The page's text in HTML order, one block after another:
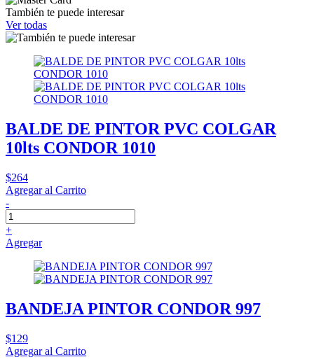
También te puede interesar
Ver todas
BALDE DE PINTOR PVC COLGAR
10lts CONDOR 1010
$264
Agregar al Carrito
-
+
Agregar
BANDEJA PINTOR CONDOR 997
$129
Agregar al Carrito